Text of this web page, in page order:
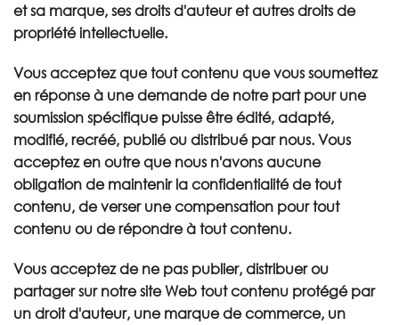
et sa marque, ses droits d'auteur et autres droits de
propriété intellectuelle.
Vous acceptez que tout contenu que vous soumettez
en réponse à une demande de notre part pour une
soumission spécifique puisse être édité, adapté,
modifié, recréé, publié ou distribué par nous. Vous
acceptez en outre que nous n'avons aucune
obligation de maintenir la confidentialité de tout
contenu, de verser une compensation pour tout
contenu ou de répondre à tout contenu.
Vous acceptez de ne pas publier, distribuer ou
partager sur notre site Web tout contenu protégé par
un droit d'auteur, une marque de commerce, un